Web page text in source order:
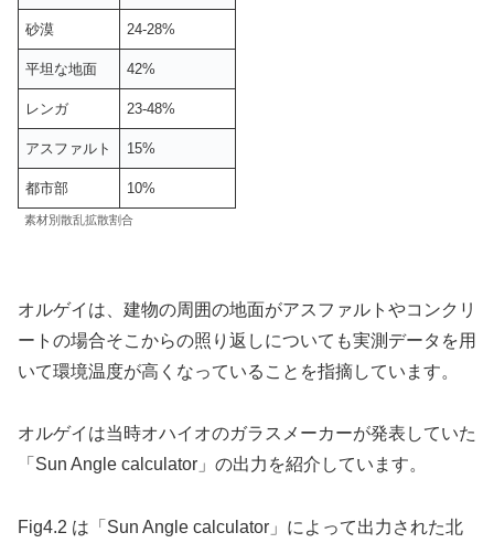
砂漠 24-28%
平坦な地面 42%
レンガ 23-48%
アスファルト 15%
都市部 10%
素材別散乱拡散割合
オルゲイは、建物の周囲の地面がアスファルトやコンクリ
ートの場合そこからの照り返しについても実測データを用
いて環境温度が高くなっていることを指摘しています。
オルゲイは当時オハイオのガラスメーカーが発表していた
「Sun Angle calculator」の出力を紹介しています。
Fig4.2 は「Sun Angle calculator」によって出力された北